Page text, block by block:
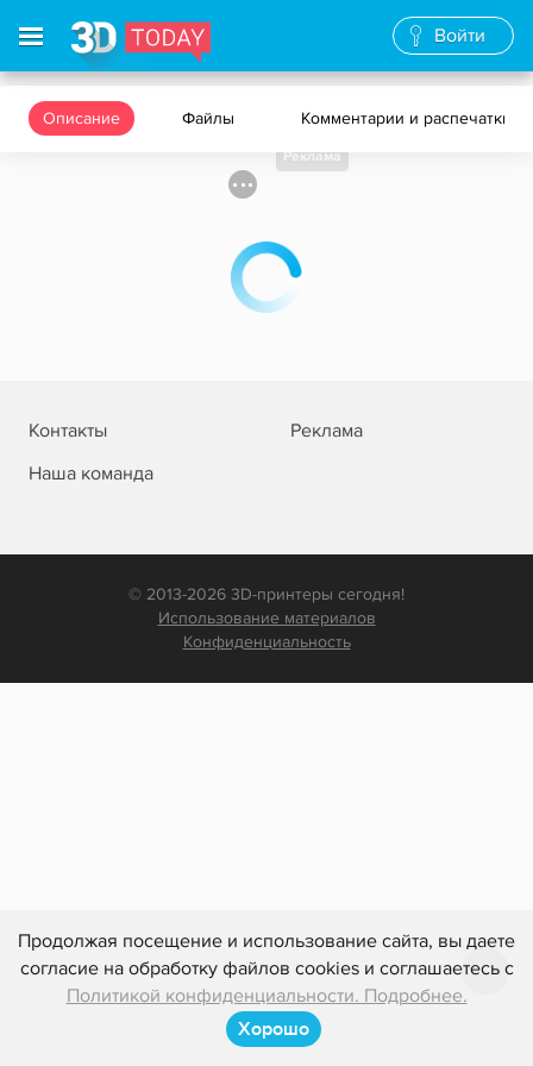
Продолжая посещение и использование сайта, вы даете
согласие на обработку файлов cookies и соглашаетесь с
Политикой конфиденциальности. Подробнее.
Хорошо
Войти
Описание Файлы Комментарии и распечатки
Реклама
Контакты
Реклама
Наша команда
© 2013-2026 3D-принтеры сегодня!
Использование материалов
Конфиденциальность